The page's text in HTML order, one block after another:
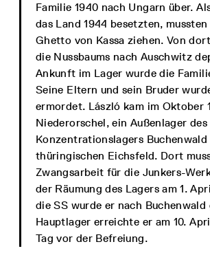
Familie 1940 nach Ungarn über.
das Land 1944 besetzten,
Ghetto von Kassa ziehen. Von
die Nussbaums nach Auschwitz
Ankunft im Lager wurde die
Seine Eltern und sein Bruder
ermordet. László kam im Oktober
Niederorschel, ein Außenlager des
Konzentrationslagers Buchenwald
thüringischen Eichsfeld. Dort
Zwangsarbeit für die Junkers-
der Räumung des Lagers am 1.
die SS wurde er nach Buchenwald
Hauptlager erreichte er am 10.
Tag vor der Befreiung.